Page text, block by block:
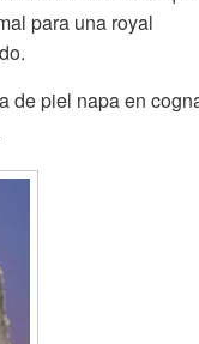
para una royal
de piel napa en